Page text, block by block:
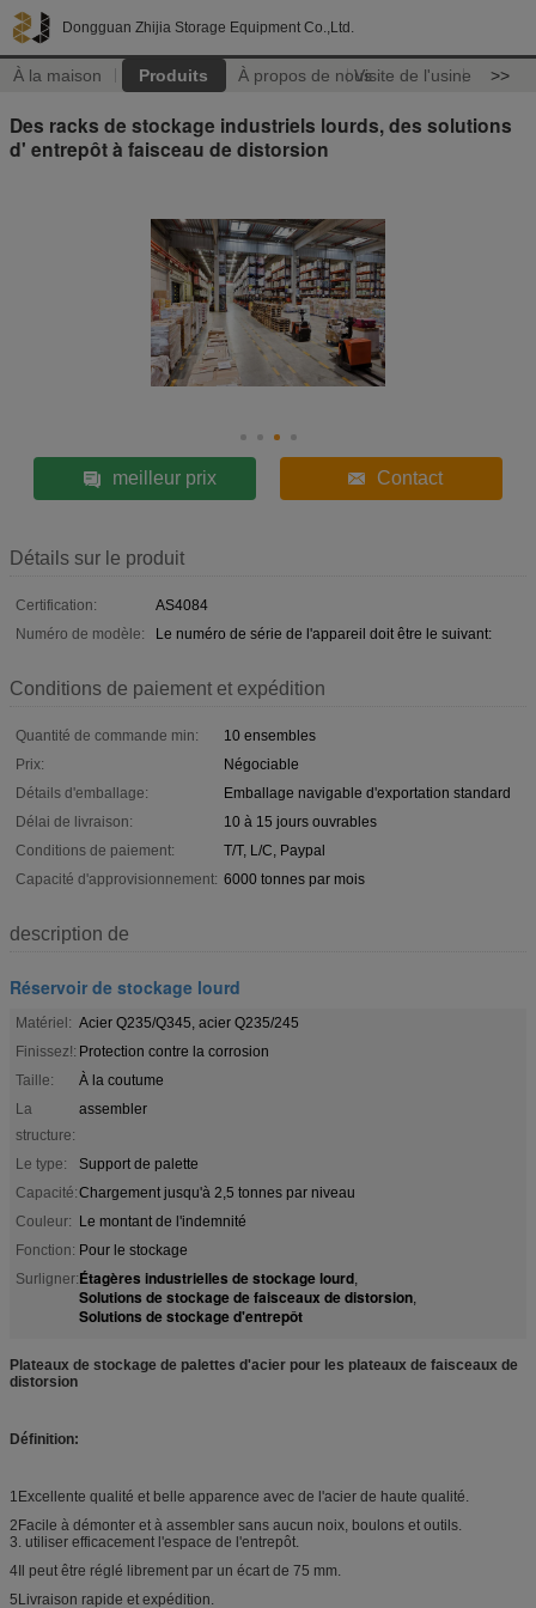
Dongguan Zhijia Storage Equipment Co.,Ltd.
À la maison Produits À propos de nousVisite de l'usine >>
Des racks de stockage industriels lourds, des solutions
d' entrepôt à faisceau de distorsion
meilleur prix Contact
Détails sur le produit
Certification:
AS4084
Numéro de modèle:
Le numéro de série de l'appareil doit être le suivant:
Conditions de paiement et expédition
Quantité de commande min:
10 ensembles
Prix:
Négociable
Détails d'emballage:
Emballage navigable d'exportation standard
Délai de livraison:
10 à 15 jours ouvrables
Conditions de paiement:
T/T, L/C, Paypal
Capacité d'approvisionnement: 6000 tonnes par mois
description de
Réservoir de stockage lourd
Matériel: Acier Q235/Q345, acier Q235/245
Finissez!: Protection contre la corrosion
Taille:
À la coutume
La
structure:
assembler
Le type:
Support de palette
Capacité:Chargement jusqu'à 2,5 tonnes par niveau
Couleur: Le montant de l'indemnité
Fonction: Pour le stockage
Surligner:Étagères industrielles de stockage lourd,
Solutions de stockage de faisceaux de distorsion,
Solutions de stockage d'entrepôt
Plateaux de stockage de palettes d'acier pour les plateaux de faisceaux de
distorsion
Définition:
1Excellente qualité et belle apparence avec de l'acier de haute qualité.
2Facile à démonter et à assembler sans aucun noix, boulons et outils.
3. utiliser efficacement l'espace de l'entrepôt.
4Il peut être réglé librement par un écart de 75 mm.
5Livraison rapide et expédition.